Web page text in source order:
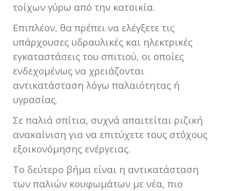
τοίχων γύρω από την κατοικία.
Επιπλέον, θα πρέπει να ελέγξετε τις
υπάρχουσες υδραυλικές και ηλεκτρικές
εγκαταστάσεις του σπιτιού, οι οποίες
ενδεχομένως να χρειάζονται
αντικατάσταση λόγω παλαιότητας ή
υγρασίας.
Σε παλιά σπίτια, συχνά απαιτείται ριζική
ανακαίνιση για να επιτύχετε τους στόχους
εξοικονόμησης ενέργειας.
Το δεύτερο βήμα είναι η αντικατάσταση
των παλιών κουφωμάτων με νέα, πιο